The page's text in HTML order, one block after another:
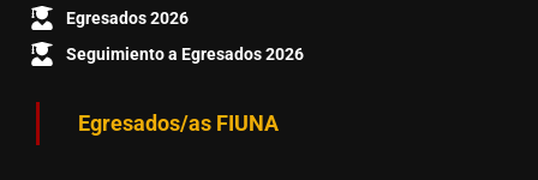
Egresados 2026
Seguimiento a Egresados 2026
Egresados/as FIUNA